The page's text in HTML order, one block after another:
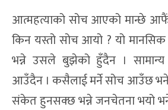
आत्महत्याको सोच आएको मान्छे आफैं
किन यस्तो सोच आयो ? यो
भन्ने उसले बुझेको हुँदैन । सामान्य
आउँदैन । कसैलाई मर्ने सोच आउँछ भने
संकेत हुनसक्छ भन्ने जनचेतना भयो